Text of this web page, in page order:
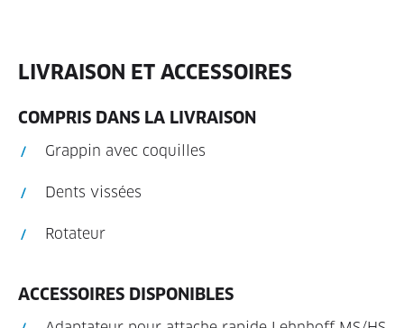
LIVRAISON ET ACCESSOIRES
COMPRIS DANS LA LIVRAISON
Grappin avec coquilles
Dents vissées
Rotateur
ACCESSOIRES DISPONIBLES